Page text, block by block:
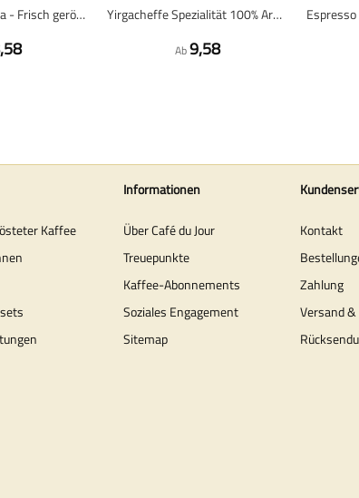
Peru 100% Arabica - Frisch geröstete Kaffeebohnen Yirgacheffe Spezialität 100% Arabica - Frisch geröstete Kaffeebohnen
Ab9,58
Kaffee
Informationen
Über Café du Jour
Treuepunkte
Kaffee-Abonnements
Soziales Engagement
Sitemap
Kontakt
Zahlung
Versand